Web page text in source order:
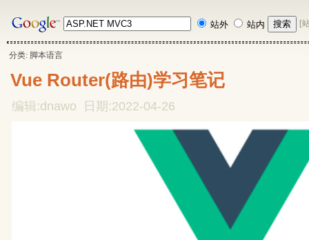
站外 站内 [
分类: 脚本语言
Vue Router(路由)学习笔记
编辑:dnawo 日期:2022-04-26